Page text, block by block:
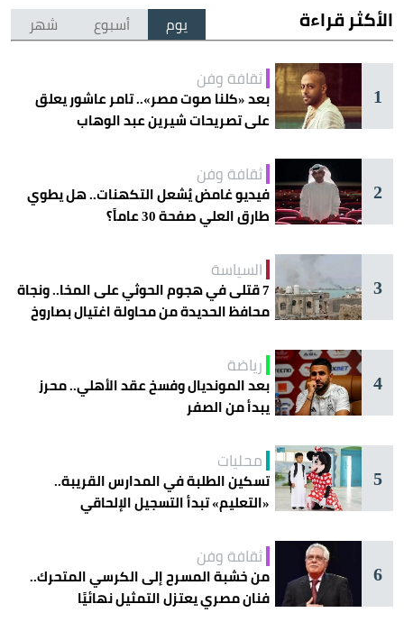
الأكثر قراءة يوم أسبوع شهر
1
ثقافة وفن
بعد «كلنا صوت مصر».. تامر عاشور يعلق
على تصريحات شيرين عبد الوهاب
2
ثقافة وفن
فيديو غامض يُشعل التكهنات.. هل يطوي
طارق العلي صفحة 30 عاماً؟
3
السياسة
7 قتلى في هجوم الحوثي على المخا.. ونجاة
محافظ الحديدة من محاولة اغتيال بصاروخ
4
رياضة
بعد المونديال وفسخ عقد الأهلي.. محرز
يبدأ من الصفر
5
محليات
تسكين الطلبة في المدارس القريبة..
«التعليم» تبدأ التسجيل الإلحاقي
6
ثقافة وفن
من خشبة المسرح إلى الكرسي المتحرك..
فنان مصري يعتزل التمثيل نهائيًا